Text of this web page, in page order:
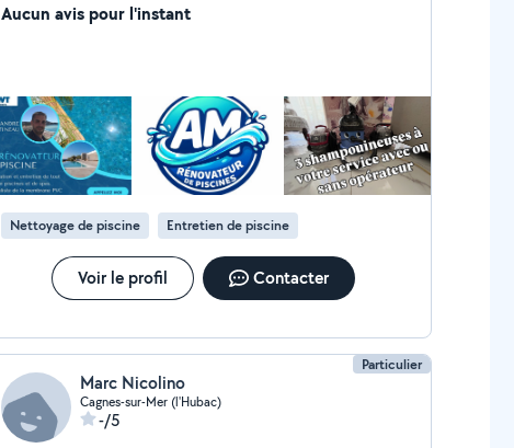
Aucun avis pour l'instant
Nettoyage de piscine Entretien de piscine
Voir le profil Contacter
Particulier
Marc Nicolino
Cagnes-sur-Mer (l'Hubac)
-/5